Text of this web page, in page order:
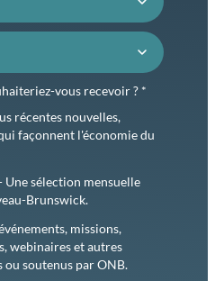
vous recevoir ? *
récentes nouvelles,
façonnent l'économie du
Une sélection mensuelle
Brunswick.
missions,
webinaires et autres
ou soutenus par ONB.